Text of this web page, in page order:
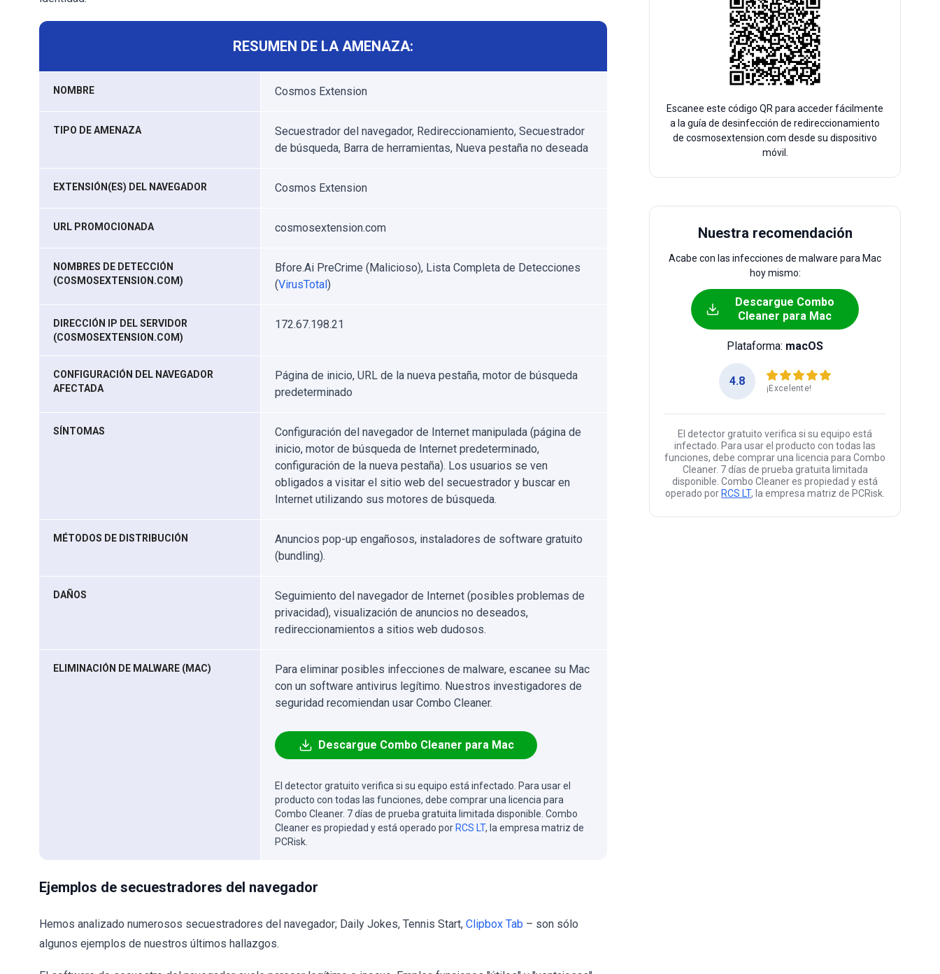
RESUMEN DE LA AMENAZA:
NOMBRE Cosmos Extension
TIPO DE AMENAZA
Secuestrador del navegador, Redireccionamiento, Secuestrador
de búsqueda, Barra de herramientas, Nueva pestaña no deseada
EXTENSIÓN(ES) DEL NAVEGADOR Cosmos Extension
URL PROMOCIONADA cosmosextension.com
NOMBRES DE DETECCIÓN
(COSMOSEXTENSION.COM)
Bfore.Ai PreCrime (Malicioso), Lista Completa de Detecciones
(VirusTotal)
DIRECCIÓN IP DEL SERVIDOR
(COSMOSEXTENSION.COM)
172.67.198.21
CONFIGURACIÓN DEL NAVEGADOR
AFECTADA
Página de inicio, URL de la nueva pestaña, motor de búsqueda
predeterminado
SÍNTOMAS
Configuración del navegador de Internet manipulada (página de
inicio, motor de búsqueda de Internet predeterminado,
configuración de la nueva pestaña). Los usuarios se ven
obligados a visitar el sitio web del secuestrador y buscar en
Internet utilizando sus motores de búsqueda.
MÉTODOS DE DISTRIBUCIÓN
Anuncios pop-up engañosos, instaladores de software gratuito
(bundling).
DAÑOS
Seguimiento del navegador de Internet (posibles problemas de
privacidad), visualización de anuncios no deseados,
redireccionamientos a sitios web dudosos.
ELIMINACIÓN DE MALWARE (MAC)
Para eliminar posibles infecciones de malware, escanee su Mac
con un software antivirus legítimo. Nuestros investigadores de
seguridad recomiendan usar Combo Cleaner.
Descargue Combo Cleaner para Mac
El detector gratuito verifica si su equipo está infectado. Para usar el
producto con todas las funciones, debe comprar una licencia para
Combo Cleaner. 7 días de prueba gratuita limitada disponible. Combo
Cleaner es propiedad y está operado por RCS LT, la empresa matriz de
PCRisk.
Ejemplos de secuestradores del navegador
Hemos analizado numerosos secuestradores del navegador; Daily Jokes, Tennis Start, Clipbox Tab – son sólo
algunos ejemplos de nuestros últimos hallazgos.
Escanee este código QR para acceder fácilmente
a la guía de desinfección de redireccionamiento
de cosmosextension.com desde su dispositivo
móvil.
Nuestra recomendación
Acabe con las infecciones de malware para Mac
hoy mismo:
Descargue Combo
Cleaner para Mac
Plataforma: macOS
4.8
¡Excelente!
El detector gratuito verifica si su equipo está
infectado. Para usar el producto con todas las
funciones, debe comprar una licencia para Combo
Cleaner. 7 días de prueba gratuita limitada
disponible. Combo Cleaner es propiedad y está
operado por RCS LT, la empresa matriz de PCRisk.